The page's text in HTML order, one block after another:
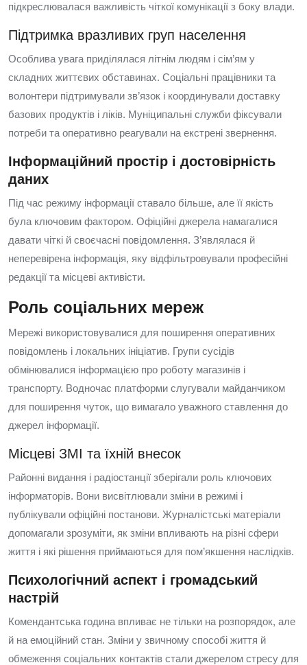
підкреслювалася важливість чіткої комунікації з боку влади.
Підтримка вразливих груп населення
Особлива увага приділялася літнім людям і сім’ям у
складних життєвих обставинах. Соціальні працівники та
волонтери підтримували зв’язок і координували доставку
базових продуктів і ліків. Муніципальні служби фіксували
потреби та оперативно реагували на екстрені звернення.
Інформаційний простір і достовірність
даних
Під час режиму інформації ставало більше, але її якість
була ключовим фактором. Офіційні джерела намагалися
давати чіткі й своєчасні повідомлення. З’являлася й
неперевірена інформація, яку відфільтровували професійні
редакції та місцеві активісти.
Роль соціальних мереж
Мережі використовувалися для поширення оперативних
повідомлень і локальних ініціатив. Групи сусідів
обмінювалися інформацією про роботу магазинів і
транспорту. Водночас платформи слугували майданчиком
для поширення чуток, що вимагало уважного ставлення до
джерел інформації.
Місцеві ЗМІ та їхній внесок
Районні видання і радіостанції зберігали роль ключових
інформаторів. Вони висвітлювали зміни в режимі і
публікували офіційні постанови. Журналістські матеріали
допомагали зрозуміти, як зміни впливають на різні сфери
життя і які рішення приймаються для пом’якшення наслідків.
Психологічний аспект і громадський
настрій
Комендантська година впливає не тільки на розпорядок, але
й на емоційний стан. Зміни у звичному способі життя й
обмеження соціальних контактів стали джерелом стресу для